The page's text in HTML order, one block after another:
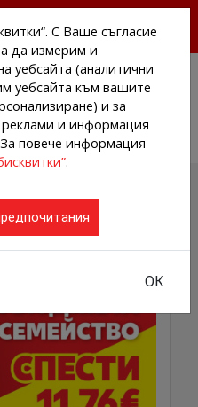
И НОВИНИ
компаниите
С Ваше съгласие
да измерим и
уебсайта (аналитични
уебсайта към вашите
и за
и информация
повече информация
.
ОК